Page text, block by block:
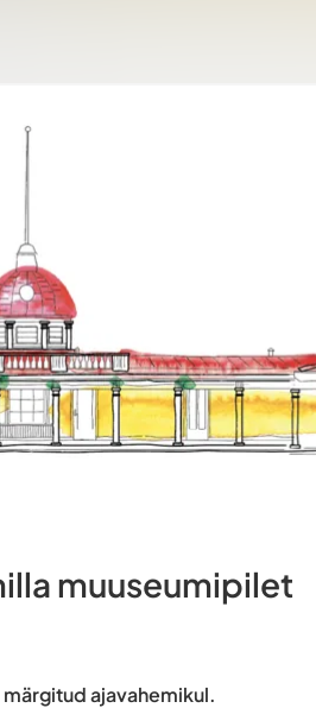
muuseumipilet
ajavahemikul.